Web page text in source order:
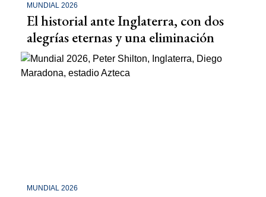
MUNDIAL 2026
El historial ante Inglaterra, con dos
alegrías eternas y una eliminación
MUNDIAL 2026